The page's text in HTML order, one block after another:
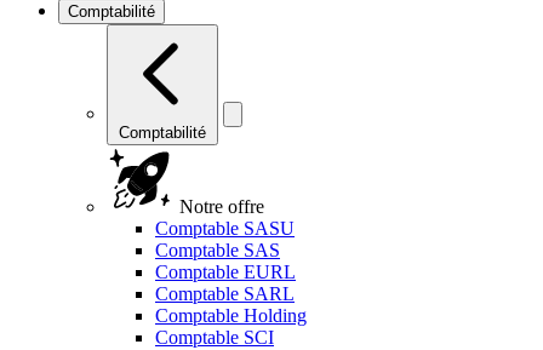
Comptabilité
Comptabilité
Notre offre
Comptable SASU
Comptable SAS
Comptable EURL
Comptable SARL
Comptable Holding
Comptable SCI